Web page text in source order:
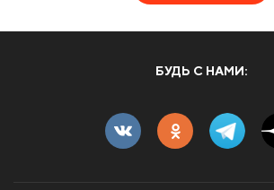
БУДЬ С НАМИ: